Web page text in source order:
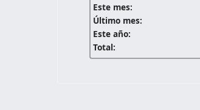
Este mes:
Último mes:
Este año:
Total: